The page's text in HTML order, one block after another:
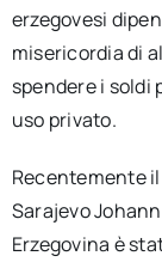
erzegovesi
misericordia di
spendere i soldi
uso privato.
Recentemente il
Sarajevo
Erzegovina è